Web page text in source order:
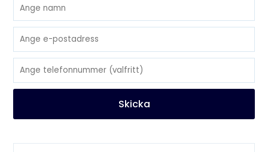
Skicka